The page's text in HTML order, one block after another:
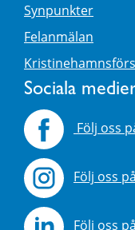
Synpunkter
Felanmälan
Sociala
Följ oss
Följ oss
Följ oss